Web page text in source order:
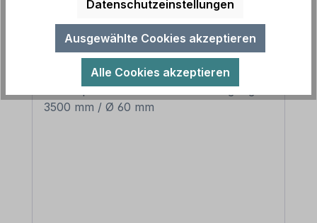
Produktgalerie überspringen
Zubehör
Datenschutzeinstellungen
Ausgewählte Cookies akzeptieren
Alle Cookies akzeptieren